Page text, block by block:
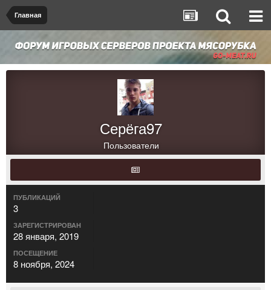
Главная
Серёга97
Пользователи
ПУБЛИКАЦИЙ
3
ЗАРЕГИСТРИРОВАН
28 января, 2019
ПОСЕЩЕНИЕ
8 ноября, 2024